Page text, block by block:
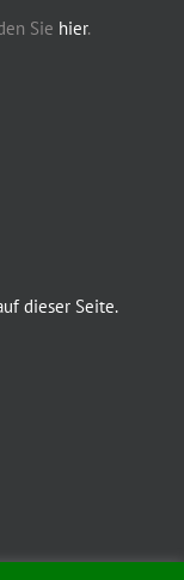
Sie hier.
dieser Seite.